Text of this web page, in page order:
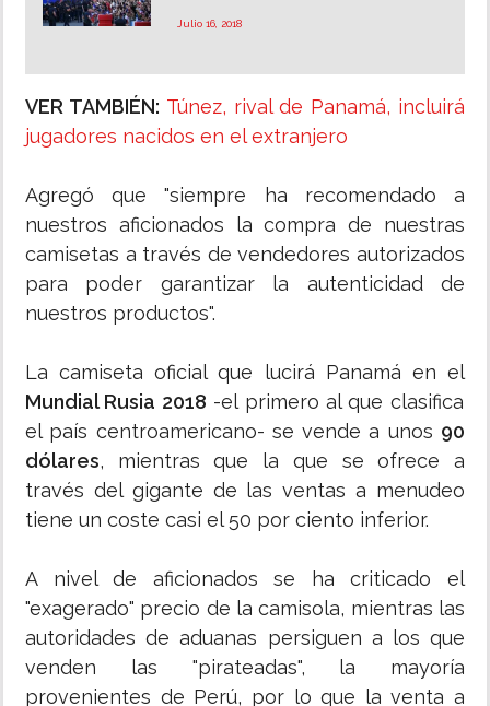
Julio 16, 2018
VER TAMBIÉN: Túnez, rival de Panamá, incluirá
jugadores nacidos en el extranjero
Agregó que "siempre ha recomendado a
nuestros aficionados la compra de nuestras
camisetas a través de vendedores autorizados
para poder garantizar la autenticidad de
nuestros productos".
La camiseta oficial que lucirá Panamá en el
Mundial Rusia 2018 -el primero al que clasifica
el país centroamericano- se vende a unos 90
dólares, mientras que la que se ofrece a
través del gigante de las ventas a menudeo
tiene un coste casi el 50 por ciento inferior.
A nivel de aficionados se ha criticado el
"exagerado" precio de la camisola, mientras las
autoridades de aduanas persiguen a los que
venden las "pirateadas", la mayoría
provenientes de Perú, por lo que la venta a